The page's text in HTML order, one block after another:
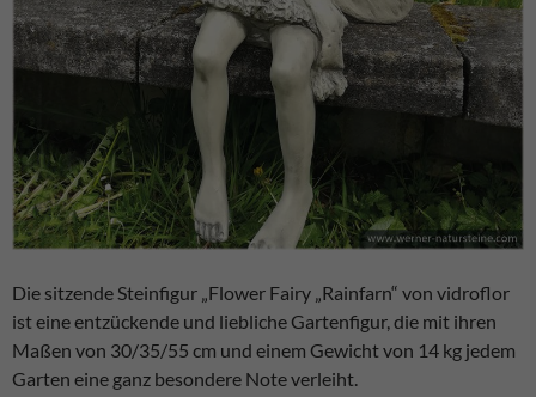
Die sitzende Steinfigur „Flower Fairy „Rainfarn“ von vidroflor
ist eine entzückende und liebliche Gartenfigur, die mit ihren
Maßen von 30/35/55 cm und einem Gewicht von 14 kg jedem
Garten eine ganz besondere Note verleiht.
genutzt wird.
Experience
Erfahrungen
- werden
aktuell nicht
ausgewertet.
Marketing-
Cookies -
werden
aktuell nicht
ausgewertet.